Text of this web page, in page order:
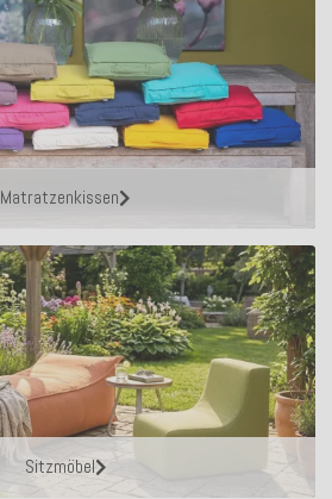
Matratzenkissen
Sitzmöbel